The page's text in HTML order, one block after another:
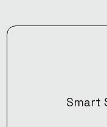
Smart